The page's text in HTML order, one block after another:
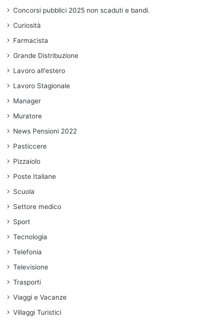
Concorsi pubblici 2025 non scaduti e bandi.
Curiosità
Farmacista
Grande Distribuzione
Lavoro all'estero
Lavoro Stagionale
Manager
Muratore
News Pensioni 2022
Pasticcere
Pizzaiolo
Poste Italiane
Scuola
Settore medico
Sport
Tecnologia
Telefonia
Televisione
Trasporti
Viaggi e Vacanze
Villaggi Turistici